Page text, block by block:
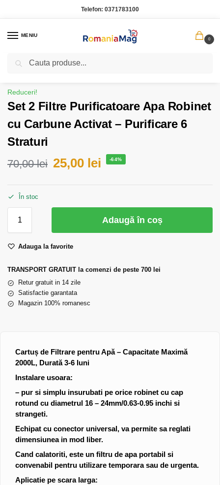
Telefon: 0371783100
MENIU
0
Prima pagină / Bucatarie
Reduceri!
Set 2 Filtre Purificatoare Apa Robinet
cu Carbune Activat – Purificare 6
Straturi
70,00lei 25,00 lei -64%
În stoc
Adaugă în coș
Adauga la favorite
TRANSPORT GRATUIT la comenzi de peste 700 lei
Retur gratuit in 14 zile
Satisfactie garantata
Magazin 100% romanesc
Cartuș de Filtrare pentru Apă – Capacitate Maximă
2000L, Durată 3-6 luni
Instalare usoara:
– pur si simplu insurubati pe orice robinet cu cap
rotund cu diametrul 16 – 24mm/0.63-0.95 inchi si
strangeti.
Echipat cu conector universal, va permite sa reglati
dimensiunea in mod liber.
Cand calatoriti, este un filtru de apa portabil si
convenabil pentru utilizare temporara sau de urgenta.
Aplicatie pe scara larga: